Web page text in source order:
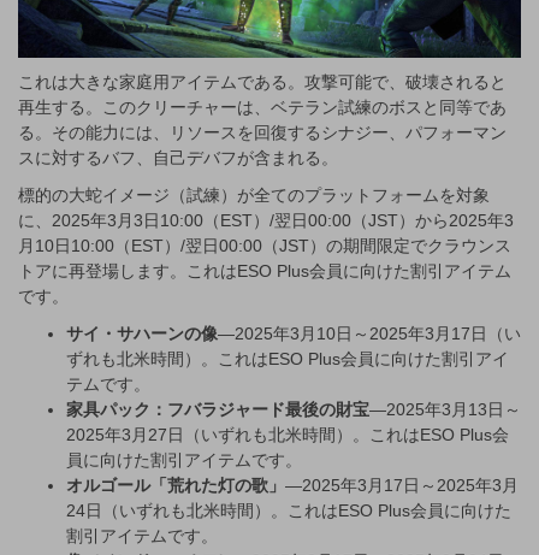
これは大きな家庭用アイテムである。攻撃可能で、破壊されると
再生する。このクリーチャーは、ベテラン試練のボスと同等であ
る。その能力には、リソースを回復するシナジー、パフォーマン
スに対するバフ、自己デバフが含まれる。
標的の大蛇イメージ（試練）が全てのプラットフォームを対象
に、2025年3月3日10:00（EST）/翌日00:00（JST）から2025年3
月10日10:00（EST）/翌日00:00（JST）の期間限定でクラウンス
トアに再登場します。これはESO Plus会員に向けた割引アイテム
です。
サイ・サハーンの像—2025年3月10日～2025年3月17日（い
ずれも北米時間）。これはESO Plus会員に向けた割引アイ
テムです。
家具パック：フバラジャード最後の財宝—2025年3月13日～
2025年3月27日（いずれも北米時間）。これはESO Plus会
員に向けた割引アイテムです。
オルゴール「荒れた灯の歌」 —2025年3月17日～2025年3月
24日（いずれも北米時間）。これはESO Plus会員に向けた
割引アイテムです。